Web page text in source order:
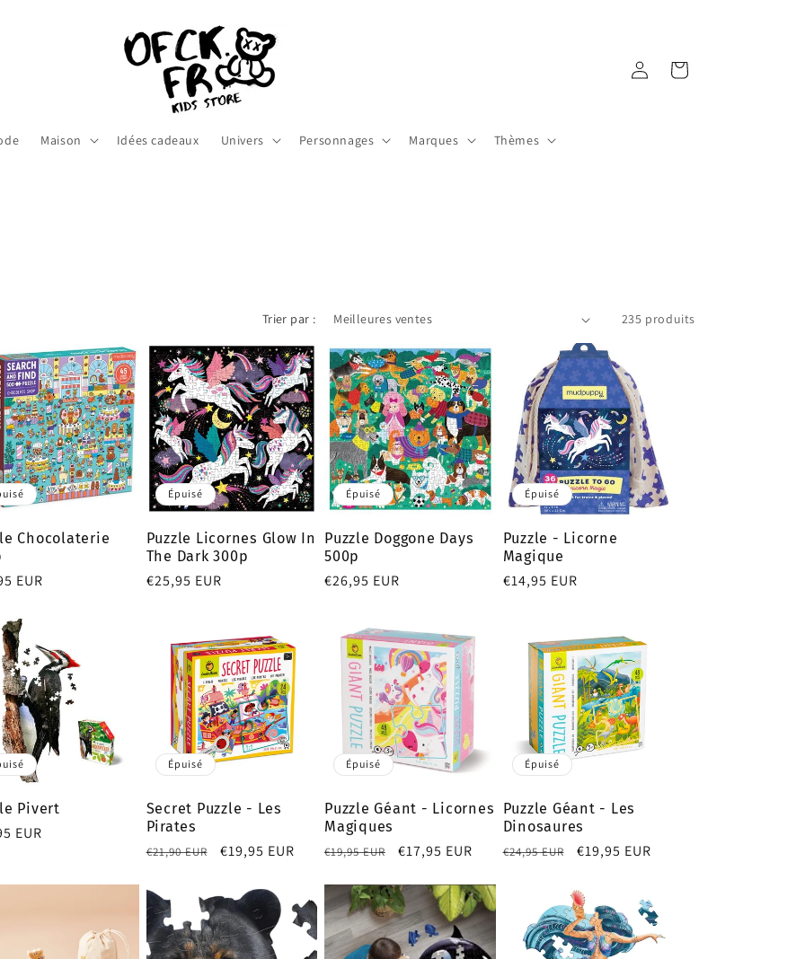
Maison Idées cadeaux Univers Personnages Marques Thèmes
Connexion Panier
Trier par : 235 produits
Chocolaterie
EUR
Épuisé
Puzzle Licornes Glow In
The Dark 300p
Prix
€25,95 EUR
Épuisé
Puzzle Doggone Days
500p
Prix
€26,95 EUR
Épuisé
Puzzle - Licorne
Magique
Prix
€14,95 EUR
Pivert
EUR
Épuisé
Secret Puzzle - Les
Pirates
Prix
€21,90 EUR
Prix
€19,95 EUR
Épuisé
Puzzle Géant - Licornes
Magiques
Prix
€19,95 EUR
Prix
€17,95 EUR
Épuisé
Puzzle Géant - Les
Dinosaures
Prix
€24,95 EUR
Prix
€19,95 EUR